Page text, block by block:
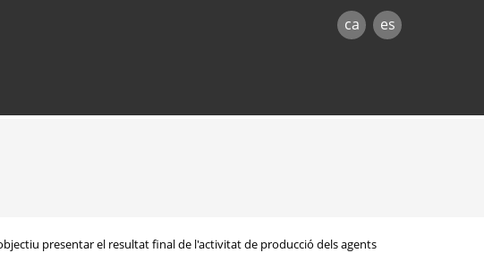
ca es
presentar el resultat final de l'activitat de producció dels agents